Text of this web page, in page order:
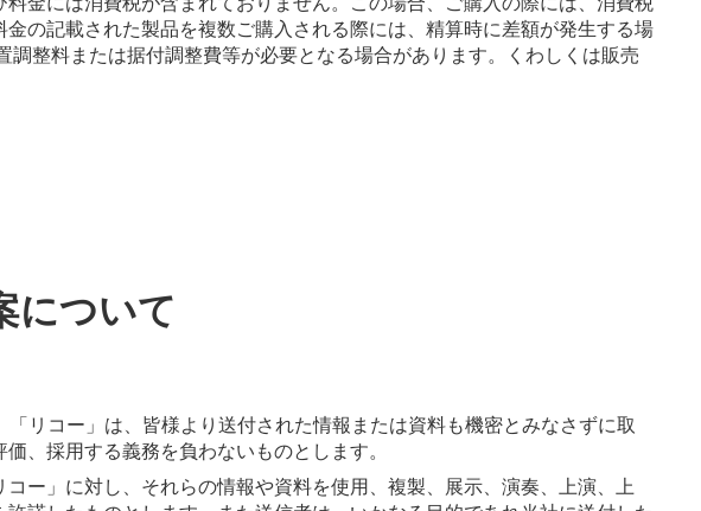
の記載された製品を複数ご購入される際には、精算時に差額が発生する場
整料または据付調整費等が必要となる場合があります。くわしくは販売
について
リコー」は、皆様より送付された情報または資料も機密とみなさずに取
、採用する義務を負わないものとします。
ー」に対し、それらの情報や資料を使用、複製、展示、演奏、上演、上